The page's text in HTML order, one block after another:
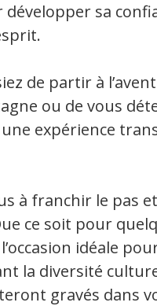
sa
de partir à
ou de vous
expérience
à franchir le pas
ce soit pour
idéale
la diversité
gravés dans